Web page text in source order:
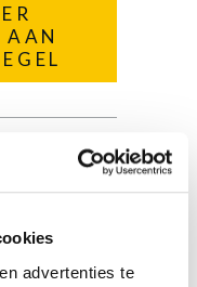
advertenties te
-
XL